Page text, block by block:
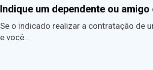
Indique um dependente ou amigo
Se o indicado realizar a contratação de
e você…